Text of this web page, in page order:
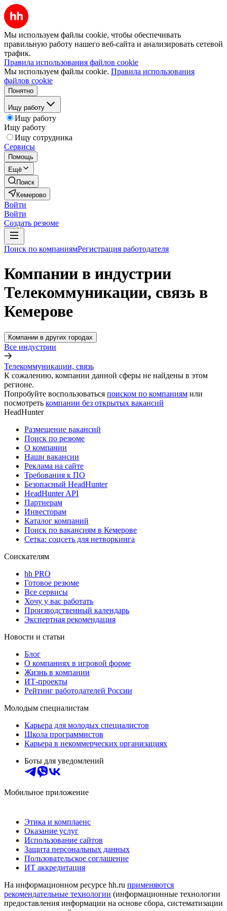
Мы используем файлы cookie, чтобы обеспечивать
правильную работу нашего веб-сайта и анализировать сетевой
трафик.
Правила использования файлов cookie
Мы используем файлы cookie. Правила использования
файлов cookie
Понятно
Ищу работу
Ищу работу
Ищу работу
Ищу сотрудника
Сервисы
Помощь
Ещё
Поиск
Кемерово
Войти
Войти
Создать резюме
Поиск по компаниямРегистрация работодателя
Компании в индустрии
Телекоммуникации, связь в
Кемерове
Компании в других городах
Все индустрии
Телекоммуникации, связь
К сожалению, компании данной сферы не найдены в этом
регионе.
Попробуйте воспользоваться поиском по компаниям или
посмотреть компании без открытых вакансий
HeadHunter
Размещение вакансий
Поиск по резюме
О компании
Наши вакансии
Реклама на сайте
Требования к ПО
Безопасный HeadHunter
HeadHunter API
Партнерам
Инвесторам
Каталог компаний
Поиск по вакансиям в Кемерове
Сетка: соцсеть для нетворкинга
Соискателям
hh PRO
Готовое резюме
Все сервисы
Хочу у вас работать
Производственный календарь
Экспертная рекомендация
Новости и статьи
Блог
О компаниях в игровой форме
Жизнь в компании
ИТ-проекты
Рейтинг работодателей России
Молодым специалистам
Карьера для молодых специалистов
Школа программистов
Карьера в некоммерческих организациях
Боты для уведомлений
Мобильное приложение
Этика и комплаенс
Оказание услуг
Использование сайтов
Защита персональных данных
Пользовательское соглашение
ИТ аккредитация
На информационном ресурсе hh.ru применяются
рекомендательные технологии (информационные технологии
предоставления информации на основе сбора, систематизации